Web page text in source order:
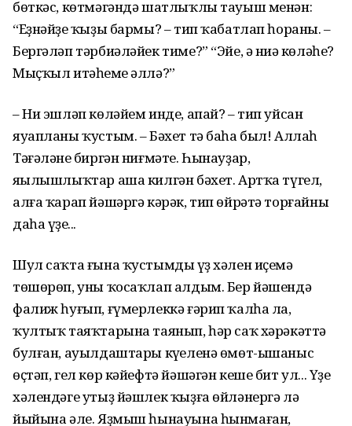
бөткәс, көтмәгәндә шатлыҡлы тауыш менән:
“Еҙнәйҙең ҡыҙы бармы? – тип ҡабатлап һораны. –
Бергәләп тәрбиәләйек тиме?” “Эйе, ә ниңә көләһең?
Мыҫҡыл итәһеңме әллә?”
– Ни эшләп көләйем инде, апай? – тип уйсан
яуапланы ҡустым. – Бәхет тә баһа был! Аллаһ
Тәғәләнең биргән ниғмәте. Һынауҙар,
яңылышлыҡтар аша килгән бәхет. Артҡа түгел,
алға ҡарап йәшәргә кәрәк, тип өйрәтә торғайның
даһа үҙең...
Шул саҡта ғына ҡустымдың үҙ хәлен иҫемә
төшөрөп, уны ҡосаҡлап алдым. Бер йәшендә
фалиж һуғып, ғүмерлеккә ғәрип ҡалһа ла,
ҡултыҡ таяҡтарына таянып, һәр саҡ хәрәкәттә
булған, ауылдаштары күңеленә өмөт-ышаныс
өҫтәп, гел көр кәйефтә йәшәгән кеше бит ул... Үҙе
хәлендәге утыҙ йәшлек ҡыҙға өйләнергә лә
йыйына әле. Яҙмыш һынауына һынмаған,